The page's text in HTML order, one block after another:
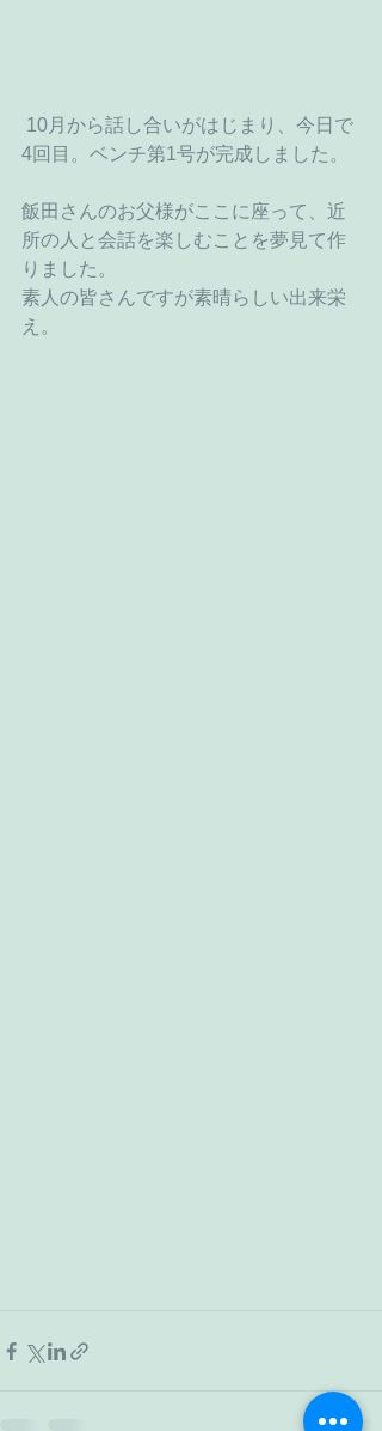
4回目。ベンチ第1号が完成しました。
飯田さんのお父様がここに座って、近
所の人と会話を楽しむことを夢見て作
りました。
素人の皆さんですが素晴らしい出来栄
え。